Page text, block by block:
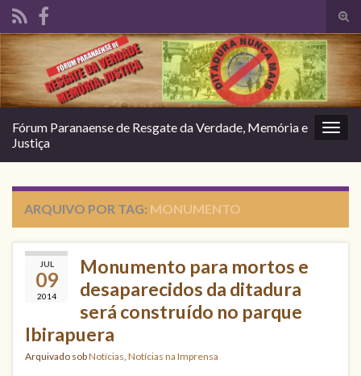
de
Search for:
Fórum Paranaense de Resgate da Verdade, Memória e
Justiça
ARQUIVO POR TAG: MONUMENTO
JUL
09
2014
Monumento para mortos e
desaparecidos da ditadura
será construído no parque
Ibirapuera
Arquivado sobNotícias Notícias na Imprensa